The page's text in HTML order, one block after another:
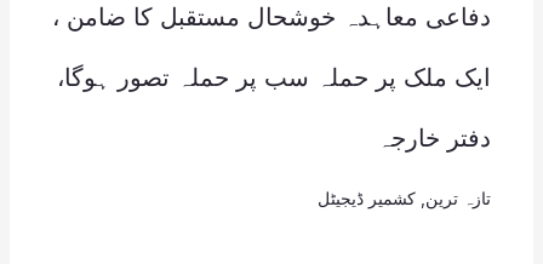
دفاعی معاہدہ خوشحال مستقبل کا ضامن ،
ایک ملک پر حملہ سب پر حملہ تصور ہوگا،
دفتر خارجہ
تازہ ترین کشمیر ڈیجیٹل